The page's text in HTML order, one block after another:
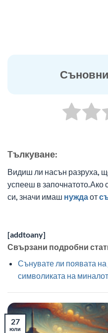
Tълкуване:
Видиш ли насън разруха,
успееш в
си, значи имаш нуждаот
[addtoany]
Свързани подробни
Сънувате ли появата
символиката на
27
юли